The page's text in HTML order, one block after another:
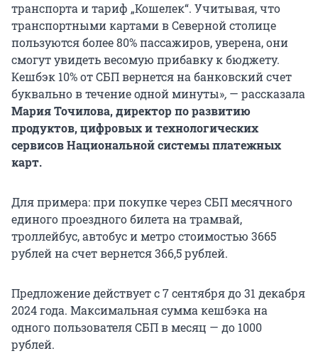
транспорта и тариф „Кошелек“. Учитывая, что
транспортными картами в Северной столице
пользуются более 80% пассажиров, уверена, они
смогут увидеть весомую прибавку к бюджету.
Кешбэк 10% от СБП вернется на банковский счет
буквально в течение одной минуты», — рассказала
Мария Точилова, директор по развитию
продуктов, цифровых и технологических
сервисов Национальной системы платежных
карт.
Для примера: при покупке через СБП месячного
единого проездного билета на трамвай,
троллейбус, автобус и метро стоимостью 3665
рублей на счет вернется 366,5 рублей.
Предложение действует с 7 сентября до 31 декабря
2024 года. Максимальная сумма кешбэка на
одного пользователя СБП в месяц — до 1000
рублей.